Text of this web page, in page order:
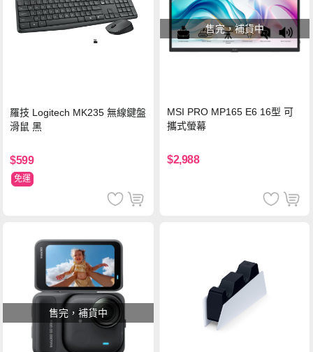
羅技 Logitech MK235 無線鍵盤
滑鼠 黑
$599
免運
售完，補貨中
MSI PRO MP165 E6 16型 可
攜式螢幕
$2,988
售完，補貨中